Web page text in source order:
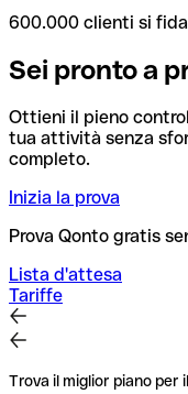
600.000 clienti si
Sei pronto a
Ottieni il pieno
tua attività senza
completo.
Inizia la prova
Prova Qonto gratis
Lista d'attesa
Tariffe
Trova il miglior piano per